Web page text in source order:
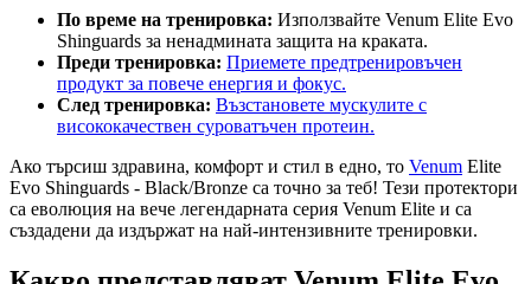
По време на тренировка: Използвайте Venum Elite Evo
Shinguards за ненадмината защита на краката.
Преди тренировка: Приемете предтренировъчен
продукт за повече енергия и фокус.
След тренировка: Възстановете мускулите с
висококачествен суроватъчен протеин.
Ако търсиш здравина, комфорт и стил в едно, то Venum Elite
Evo Shinguards - Black/Bronze са точно за теб! Тези протектори
са еволюция на вече легендарната серия Venum Elite и са
създадени да издържат на най-интензивните тренировки.